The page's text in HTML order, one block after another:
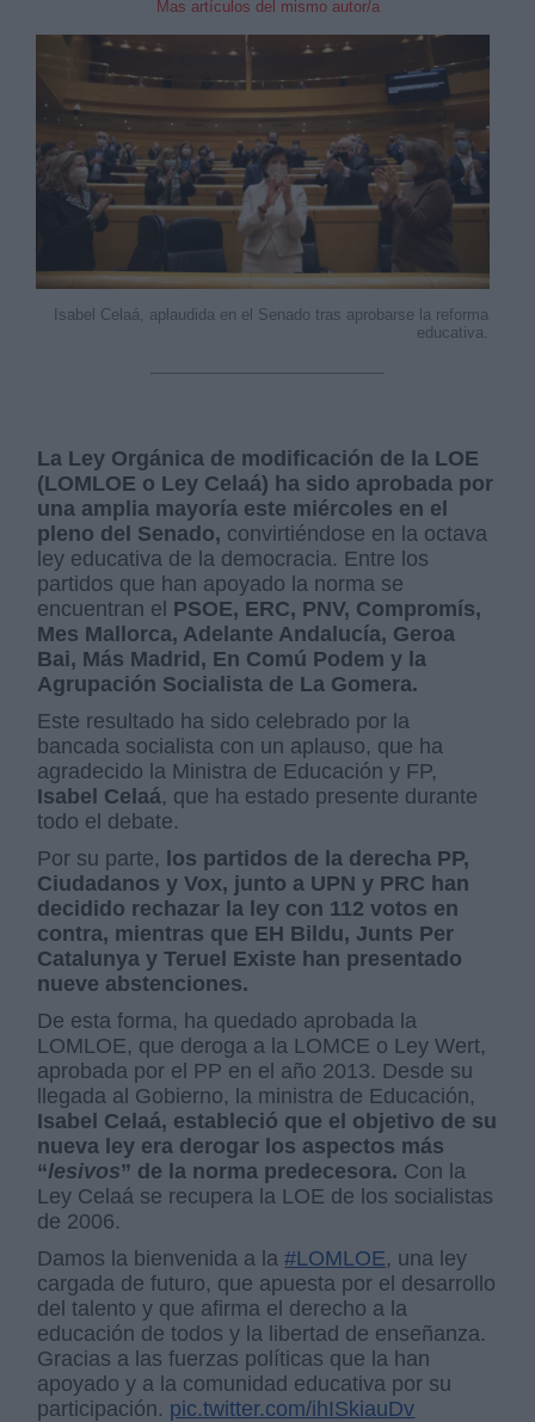
Mas artículos del mismo autor/a
Isabel Celaá, aplaudida en el Senado tras aprobarse la reforma
educativa.
La Ley Orgánica de modificación de la LOE
(LOMLOE o Ley Celaá) ha sido aprobada por
una amplia mayoría este miércoles en el
pleno del Senado, convirtiéndose en la octava
ley educativa de la democracia. Entre los
partidos que han apoyado la norma se
encuentran el PSOE, ERC, PNV, Compromís,
Mes Mallorca, Adelante Andalucía, Geroa
Bai, Más Madrid, En Comú Podem y la
Agrupación Socialista de La Gomera.
Este resultado ha sido celebrado por la
bancada socialista con un aplauso, que ha
agradecido la Ministra de Educación y FP,
Isabel Celaá, que ha estado presente durante
todo el debate.
Por su parte, los partidos de la derecha PP,
Ciudadanos y Vox, junto a UPN y PRC han
decidido rechazar la ley con 112 votos en
contra, mientras que EH Bildu, Junts Per
Catalunya y Teruel Existe han presentado
nueve abstenciones.
De esta forma, ha quedado aprobada la
LOMLOE, que deroga a la LOMCE o Ley Wert,
aprobada por el PP en el año 2013. Desde su
llegada al Gobierno, la ministra de Educación,
Isabel Celaá, estableció que el objetivo de su
nueva ley era derogar los aspectos más
“lesivos” de la norma predecesora. Con la
Ley Celaá se recupera la LOE de los socialistas
de 2006.
Damos la bienvenida a la#LOMLOE, una ley
cargada de futuro, que apuesta por el desarrollo
del talento y que afirma el derecho a la
educación de todos y la libertad de enseñanza.
Gracias a las fuerzas políticas que la han
apoyado y a la comunidad educativa por su
participación. pic.twitter.com/ihISkiauDv